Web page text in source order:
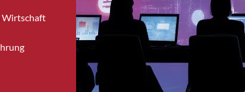
Brugg
Brugg AG
Wirtschaft